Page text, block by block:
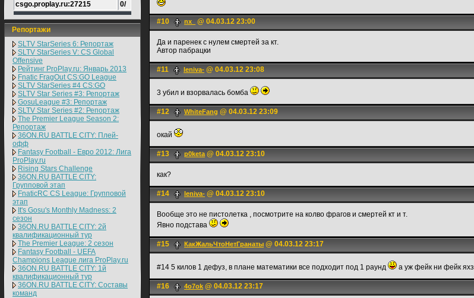
csgo.proplay.ru:27215 0/
Репортажи
SLTV StarSeries 6: Репортаж
SLTV StarSeries V: CS Global
Offensive
Рейтинг ProPlay.ru: Январь 2013
Fnatic FragOut CS:GO League
SLTV StarSeries #4 CS:GO
SLTV Star Series #3: Репортаж
GosuLeague #3: Репортаж
SLTV Star Series #2: Репортаж
The Premier League Season 2:
Репортаж
36ON.RU BATTLE CITY: Плей-
офф
Fantasy Football - Евро 2012: Лига
ProPlay.ru
Rising Stars Challenge
36ON.RU BATTLE CITY:
Групповой этап
FnaticRC CS League: Групповой
этап
It's Gosu's Monthly Madness: 2
сезон
36ON.RU BATTLE CITY: 2й
квалификационный тур
The Premier League: 2 cезон
Fantasy Football - UEFA
Champions League лига ProPlay.ru
36ON.RU BATTLE CITY: 1й
квалификационный тур
36ON.RU BATTLE CITY: Составы
команд
#10 nx_ @ 04.03.12 23:00
Да и паренек с нулем смертей за кт.
Автор пабрацки
#11 leniva- @ 04.03.12 23:08
3 убил и взорвалась бомба
#12 WhiteFаng @ 04.03.12 23:09
окай
#13 p0keta@ 04.03.12 23:10
как?
#14 leniva- @ 04.03.12 23:10
Вообще это не пистолетка , посмотрите на колво фрагов и смертей кт и т.
Явно подстава
#15 КакЖальЧтоНетГранаты @ 04.03.12 23:17
#14 5 килов 1 дефуз, в плане математики все подходит под 1 раунд а уж фейк ни фейк яхз
#16 4o7ok @ 04.03.12 23:17